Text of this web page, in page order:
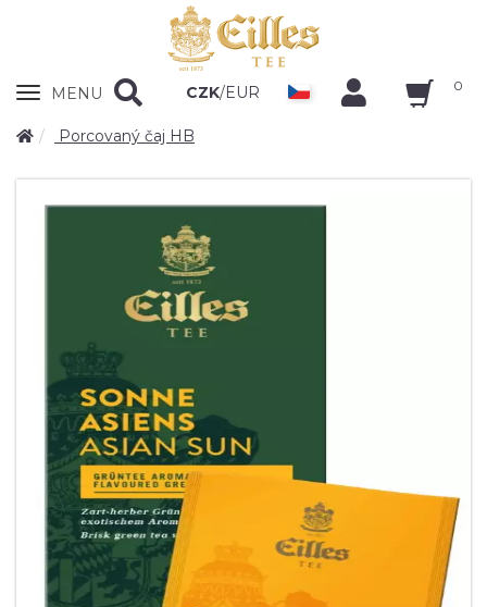
Zobrazit
MENU CZK/EUR 0
Porcovaný čaj HB